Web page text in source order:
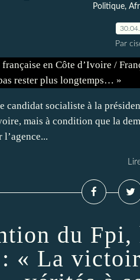
Politique,
Par
candidat socialiste à la
mais à condition que la
du
« La